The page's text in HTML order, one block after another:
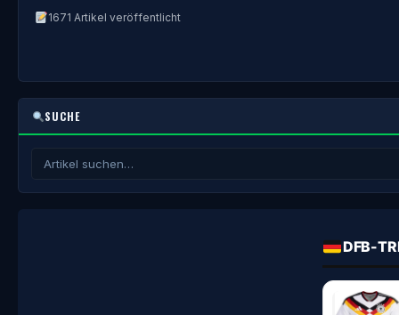
1671 Artikel veröffentlicht
SUCHE
DFB-